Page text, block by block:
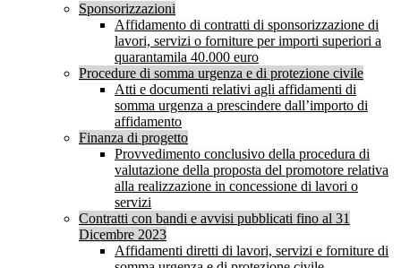
Sponsorizzazioni
Affidamento di contratti di sponsorizzazione di
lavori, servizi o forniture per importi superiori a
quarantamila 40.000 euro
Procedure di somma urgenza e di protezione civile
Atti e documenti relativi agli affidamenti di
somma urgenza a prescindere dall’importo di
affidamento
Finanza di progetto
Provvedimento conclusivo della procedura di
valutazione della proposta del promotore relativa
alla realizzazione in concessione di lavori o
servizi
Contratti con bandi e avvisi pubblicati fino al 31
Dicembre 2023
Affidamenti diretti di lavori, servizi e forniture di